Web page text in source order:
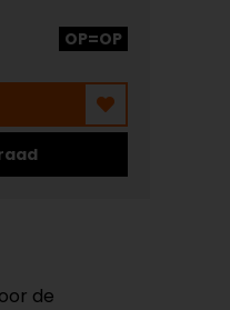
OP=OP
de